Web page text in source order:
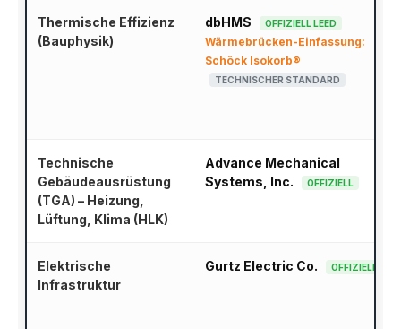
Thermische Effizienz
(Bauphysik)
dbHMS OFFIZIELL LEED
Wärmebrücken-Einfassung:
Schöck Isokorb®
TECHNISCHER STANDARD
Technische
Gebäudeausrüstung
(TGA) – Heizung,
Lüftung, Klima (HLK)
Advance Mechanical
Systems, Inc.
OFFIZIELL
Elektrische
Infrastruktur
Gurtz Electric Co. OFFIZIELL